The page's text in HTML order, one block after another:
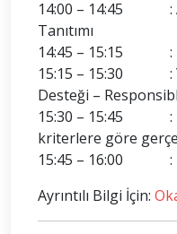
14:00 – 14:45 :
Tanıtımı
14:45 – 15:15 :
15:15 – 15:30 :
Desteği –
15:30 – 15:45 :
kriterlere göre
15:45 – 16:00 :
Ayrıntılı Bilgi İçin: